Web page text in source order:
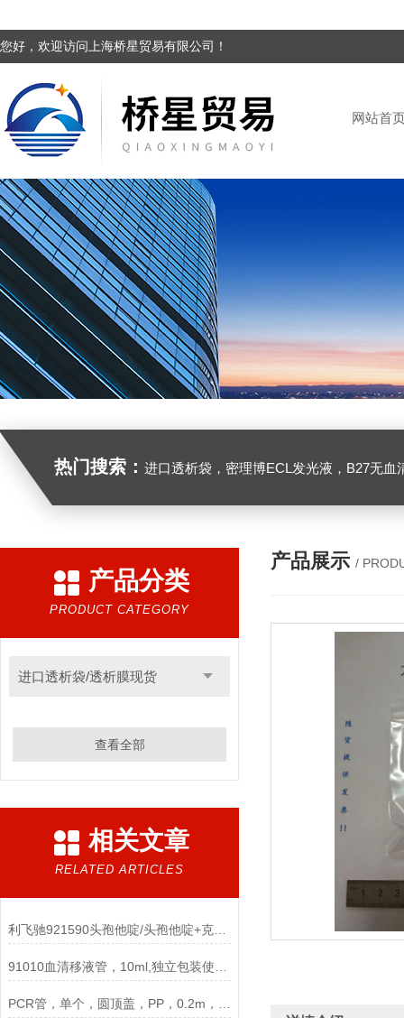
您好，欢迎访问上海桥星贸易有限公司！
网站首
热门搜索： 进口透析袋，密理博ECL发光液，B27无血清培养基，N2培养基，紫外酶标板，Gibco胶原酶，
产品分类
PRODUCT CATEGORY
进口透析袋/透析膜现货
查看全部
相关文章
RELATED ARTICLES
利飞驰921590头孢他啶/头孢他啶+克拉维酸CAZ/CAL说明书
产品展示 /